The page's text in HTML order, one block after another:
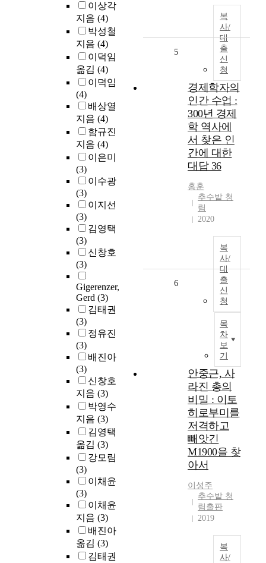
이상각
지음 (4)
박성철
지음 (4)
이덕임
옮김 (4)
이덕임
(4)
배상열
지음 (4)
함규진
지음 (4)
이은미
(3)
이수광
(3)
이지선
(3)
김영택
(3)
신창호
(3)
Gigerenzer,
Gerd (3)
김태권
(3)
정유진
(3)
배진아
(3)
신창호
지음 (3)
박영수
지음 (3)
김영택
옮김 (3)
강모림
(3)
이채윤
(3)
이채윤
지음 (3)
배진아
옮김 (3)
김태권
복
사/
대
출
신
청
5
경제학자의
인간 수업 :
300년 경제
학 역사에
서 찾은 인
간에 대한
대답 36
홍훈
추수밭 청
림
2020
복
사/
대
출
신
청
목
차
보
기
6
안중근, 사
라진 총의
비밀 : 이토
히로부미를
저격하고
빼앗긴
M1900을 찾
아서
이성주
추수밭 청
림출판
2019
복
사/